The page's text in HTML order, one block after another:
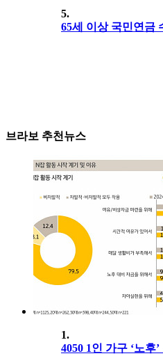
5.
65세 이상 국민연금
브라보 추천뉴스
1.
4050 1인 가구 ‘노후